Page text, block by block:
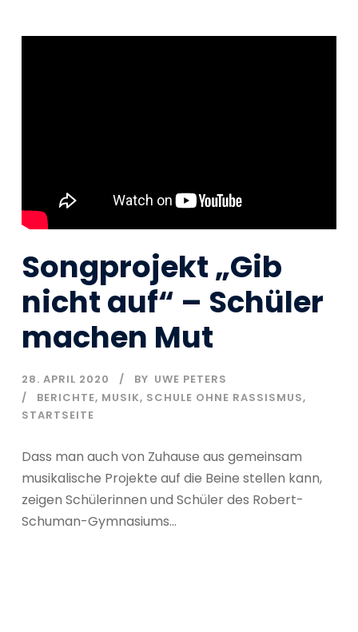
Songprojekt „Gib
nicht auf“ – Schüler
machen Mut
28. APRIL 2020 BY UWE PETERS
BERICHTE, MUSIK, SCHULE OHNE RASSISMUS,
STARTSEITE
Dass man auch von Zuhause aus gemeinsam
musikalische Projekte auf die Beine stellen kann,
zeigen Schülerinnen und Schüler des Robert-
Schuman-Gymnasiums...